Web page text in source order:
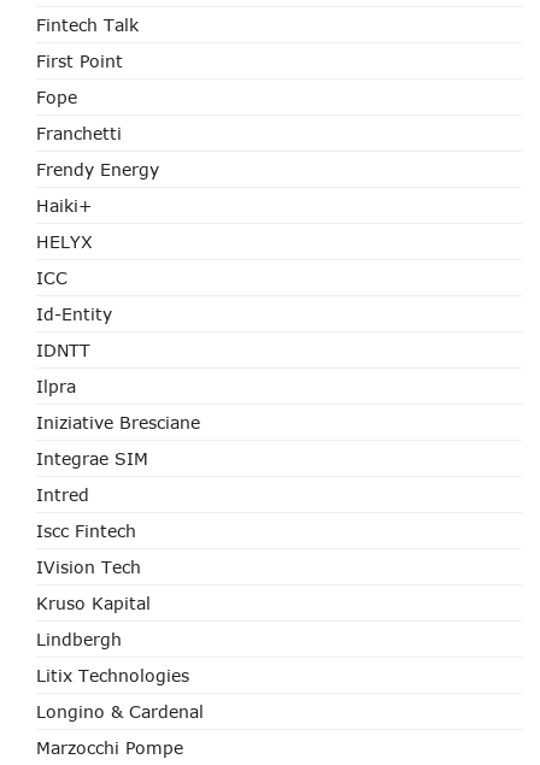
Fintech Talk
First Point
Fope
Franchetti
Frendy Energy
Haiki+
HELYX
ICC
Id-Entity
IDNTT
Ilpra
Iniziative Bresciane
Integrae SIM
Intred
Iscc Fintech
IVision Tech
Kruso Kapital
Lindbergh
Litix Technologies
Longino & Cardenal
Marzocchi Pompe